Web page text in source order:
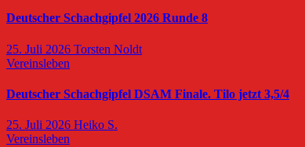
Deutscher Schachgipfel 2026 Runde 8
25. Juli 2026 Torsten Noldt
Vereinsleben
Deutscher Schachgipfel DSAM Finale. Tilo jetzt 3,5/4
25. Juli 2026 Heiko S.
Vereinsleben